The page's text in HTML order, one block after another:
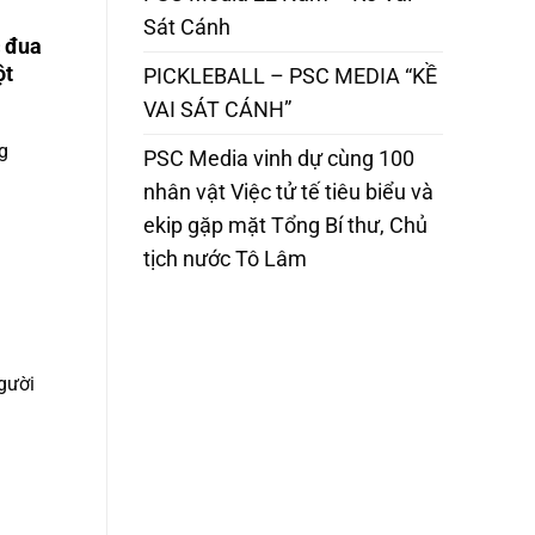
đua
Sát Cánh
PICKLEBALL – PSC MEDIA “KỀ
VAI SÁT CÁNH”
PSC Media vinh dự cùng 100
nhân vật Việc tử tế tiêu biểu và
ekip gặp mặt Tổng Bí thư, Chủ
tịch nước Tô Lâm